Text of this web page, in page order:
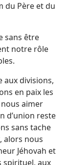
du Père et du
sans être
notre rôle
aux divisions,
en paix les
aimer
d’union reste
sans tache
alors nous
Jéhovah et
spirituel, aux